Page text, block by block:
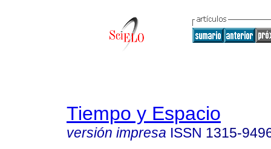
Tiempo y Espacio
versión impresa ISSN 1315-